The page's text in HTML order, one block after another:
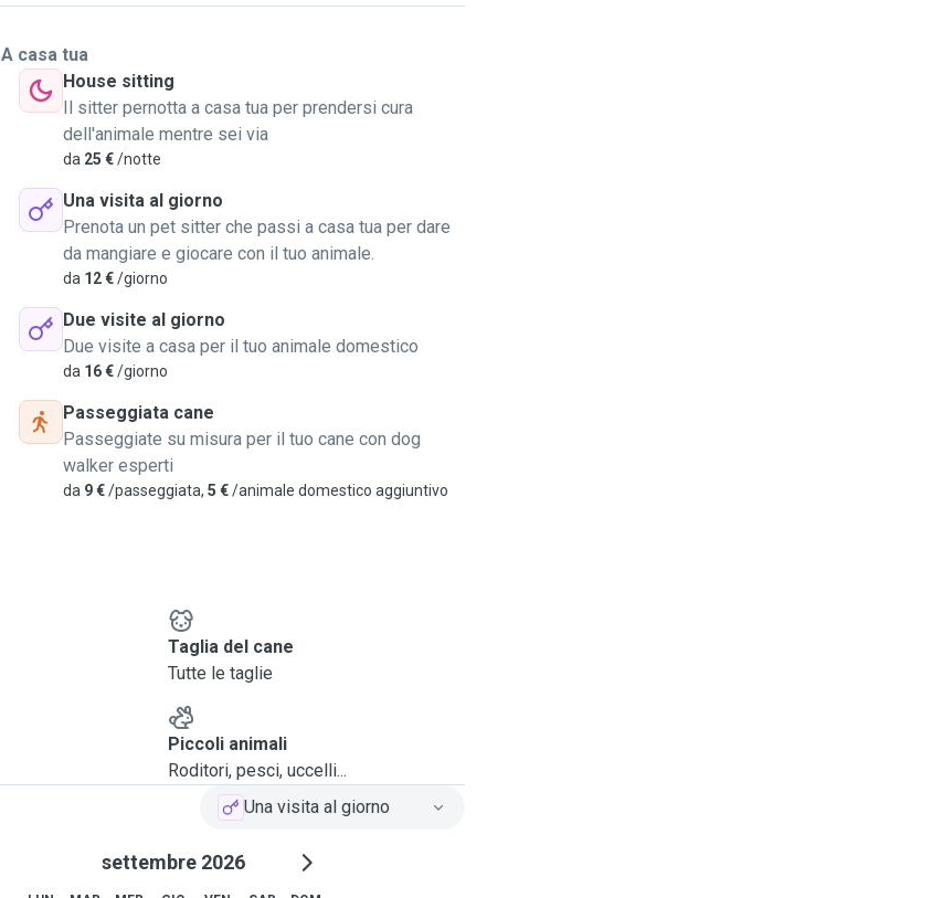
A casa tua
House sitting
Il sitter pernotta a casa tua per prendersi cura
dell'animale mentre sei via
da 25 €/notte
Una visita al giorno
Prenota un pet sitter che passi a casa tua per dare
da mangiare e giocare con il tuo animale.
da 12 €/giorno
Due visite al giorno
Due visite a casa per il tuo animale domestico
da 16 €/giorno
Passeggiata cane
Passeggiate su misura per il tuo cane con dog
walker esperti
da 9 €/passeggiata, 5 €/animale domestico aggiuntivo
Taglia del cane
Tutte le taglie
Piccoli animali
Roditori, pesci, uccelli...
Una visita al giorno
settembre 2026